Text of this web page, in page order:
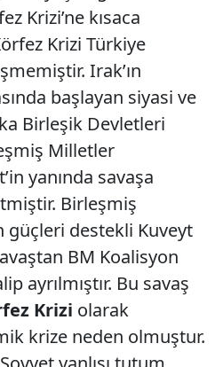
Krizi’ne kısaca
Krizi Türkiye
Irak’ın
başlayan siyasi ve
Birleşik Devletleri
Milletler
yanında savaşa
Birleşmiş
destekli Kuveyt
BM Koalisyon
ayrılmıştır. Bu savaş
Krizi olarak
krize neden olmuştur.